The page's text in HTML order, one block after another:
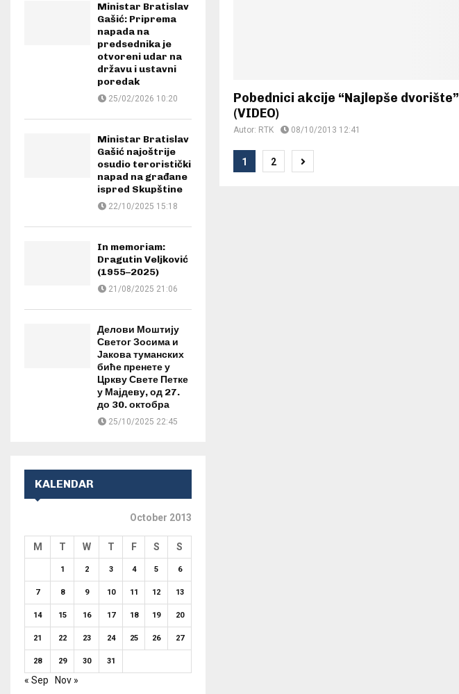
Pobednici akcije “Najlepše dvorište”
(VIDEO)
Autor: RTK 08/10/2013 12:41
Posts
1 2
Ministar Bratislav
Gašić: Priprema
napada na
predsednika je
otvoreni udar na
državu i ustavni
poredak
25/02/2026 10:20
Ministar Bratislav
Gašić najoštrije
osudio teroristički
napad na građane
ispred Skupštine
22/10/2025 15:18
In memoriam:
Dragutin Veljković
(1955–2025)
21/08/2025 21:06
Делови Моштију
Светог Зосима и
Јакова туманских
биће пренете у
Цркву Свете Петке
у Мајдеву, од 27.
до 30. октобра
25/10/2025 22:45
KALENDAR
October 2013
M T W T F S S
1 2 3 4 5 6
7 8 9 10 11 12 13
14 15 16 17 18 19 20
21 22 23 24 25 26 27
28 29 30 31
« Sep Nov »